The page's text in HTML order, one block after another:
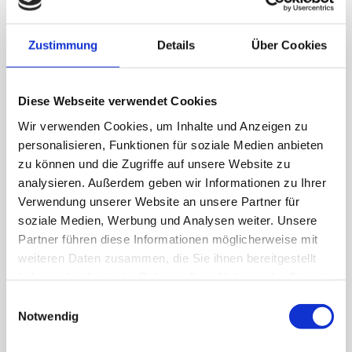
Zustimmung Details Über Cookies
Diese Webseite verwendet Cookies
Wir verwenden Cookies, um Inhalte und Anzeigen zu
personalisieren, Funktionen für soziale Medien anbieten
zu können und die Zugriffe auf unsere Website zu
analysieren. Außerdem geben wir Informationen zu Ihrer
Verwendung unserer Website an unsere Partner für
soziale Medien, Werbung und Analysen weiter. Unsere
Partner führen diese Informationen möglicherweise mit
weiteren Daten zusammen, die Sie ihnen bereitgestellt
Notwendig
traumhafte Verwöhnmomente in Ihrem Urlaub
auf Borkum! Die Ferienwohnung “Steuerbord”
verfügt über einen großen Balkon der nach
Südosten ausgerichtet ist, auf dem Sie sich
können Sie gerne den kleinen
Gemeinschaftsgarten des Hauses mit festem
Grillplatz nutzen.
Die vollausgestattete Küche garantiert Ihnen
eine bequeme Selbstverpflegung. Unter
anderem stehen Ihnen ein Herd mit Backofen,
ein Kühlschrank mit Gefrierfach, eine
Mikrowelle und ein Geschirrspüler zur
Kostenlose Kinderzustellbetten und